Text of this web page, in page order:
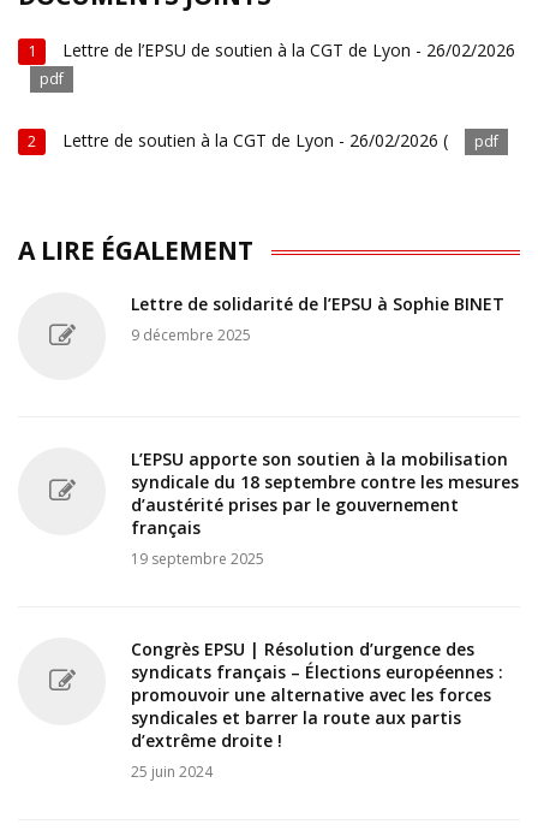
1 Lettre de l’EPSU de soutien à la CGT de Lyon - 26/02/2026
pdf
2 Lettre de soutien à la CGT de Lyon - 26/02/2026 ( pdf
A LIRE ÉGALEMENT
Lettre de solidarité de l’EPSU à Sophie BINET
9 décembre 2025
L’EPSU apporte son soutien à la mobilisation
syndicale du 18 septembre contre les mesures
d’austérité prises par le gouvernement
français
19 septembre 2025
Congrès EPSU | Résolution d’urgence des
syndicats français – Élections européennes :
promouvoir une alternative avec les forces
syndicales et barrer la route aux partis
d’extrême droite !
25 juin 2024